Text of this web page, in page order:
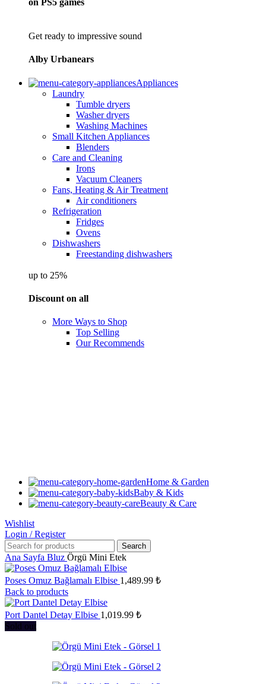
Get ready to impressive sound
Alby Urbanears
Appliances
Laundry
Tumble dryers
Washer dryers
Washing Machines
Small Kitchen Appliances
Blenders
Care and Cleaning
Irons
Vacuum Cleaners
Fans, Heating & Air Treatment
Air conditioners
Refrigeration
Fridges
Ovens
Dishwashers
Freestanding dishwashers
up to 25%
Discount on all
More Ways to Shop
Top Selling
Our Recommends
Home & Garden
Baby & Kids
Beauty & Care
Wishlist
Login / Register
Search
Ana Sayfa Bluz Örgü Mini Etek
Poses Omuz Bağlamalı Elbise 1,489.99 ₺
Back to products
Port Dantel Detay Elbise 1,019.99 ₺
Sold out